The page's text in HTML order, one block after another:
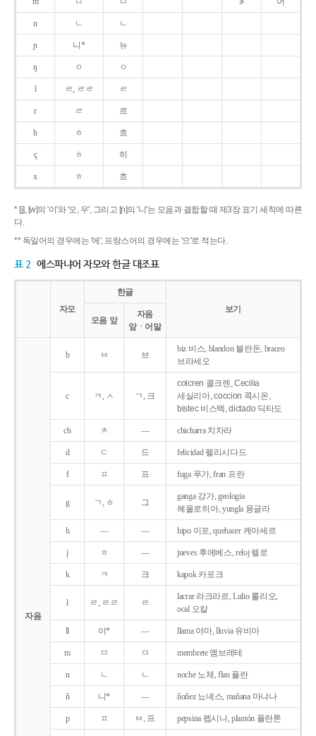
n ㄴ ㄴ
ɲ 니* 뉴
ŋ ㅇ ㅇ
l ㄹ, ㄹㄹ ㄹ
r ㄹ 르
h ㅎ 흐
ç ㅎ 히
x ㅎ 흐
* [j], [w]의 '이'와 '오, 우', 그리고 [ɲ]의 '니'는 모음과 결합할 때 제3장 표기 세칙에 따른
다.
** 독일어의 경우에는 '에', 프랑스어의 경우에는 '으'로 적는다.
표 2 에스파냐어 자모와 한글 대조표
자모
한글
보기
모음 앞
자음
앞ㆍ어말
자음
b ㅂ 브
biz 비스, blandon 블란돈, braceo
브라세오
c ㅋ, ㅅ ㄱ, 크
colcren 콜크렌, Cecilia
세실리아, coccion 콕시온,
bistec 비스텍, dictado 딕타도
ch ㅊ ― chicharra 치차라
d ㄷ 드 felicidad 펠리시다드
f ㅍ 프 fuga 푸가, fran 프란
g ㄱ, ㅎ 그
ganga 강가, geologia
헤올로히아, yungla 융글라
h ― ― hipo 이포, quehacer 케아세르
j ㅎ ― jueves 후에베스, reloj 렐로
k ㅋ 크 kapok 카포크
l ㄹ, ㄹㄹ ㄹ
lacrar 라크라르, Lulio 룰리오,
ocal 오칼
ll 이* ― llama 야마, lluvia 유비아
m ㅁ ㅁ membrete 멤브레테
n ㄴ ㄴ noche 노체, flan 플란
ñ 니* ― ñoñez 뇨녜스, mañana 마냐나
p ㅍ ㅂ, 프 pepsina 펩시나, plantón 플란톤